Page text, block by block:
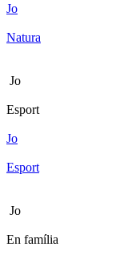
Jo
Natura
Jo
Esport
Jo
Esport
Jo
En família